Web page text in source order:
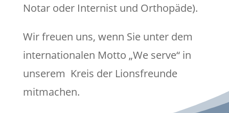
Notar oder Internist und Orthopäde).
Wir freuen uns, wenn Sie unter dem
internationalen Motto „We serve“ in
unserem Kreis der Lionsfreunde
mitmachen.